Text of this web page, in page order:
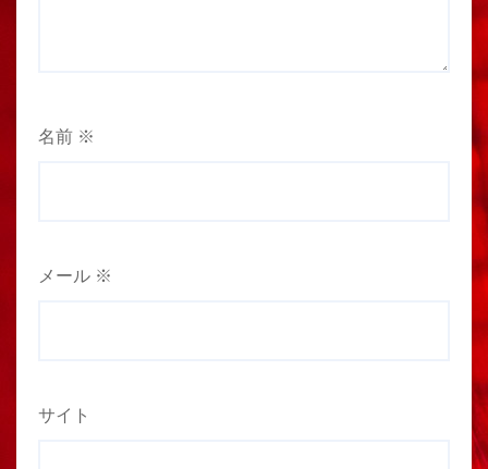
名前 ※
メール ※
サイト